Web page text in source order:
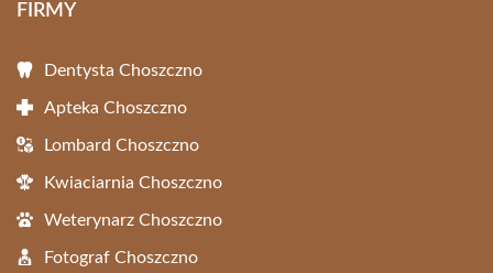
FIRMY
Dentysta Choszczno
Apteka Choszczno
Lombard Choszczno
Kwiaciarnia Choszczno
Weterynarz Choszczno
Fotograf Choszczno